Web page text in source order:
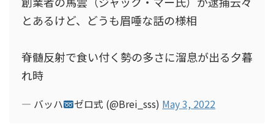
とあるけど、どうも眉唾な話の様相
脊髄反射で食い付く勢の多さに溜息が出る夕暮
れ時
— バッハ ゼロ式 (@Brei_sss) May 3, 2022